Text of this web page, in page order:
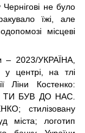
не було
їжі, але
місцеві
– 2023/УКРАЇНА,
центрі, на тлі
Ліни Костенко:
БУВ ДО НАС.
стилізовану
міста; логотип